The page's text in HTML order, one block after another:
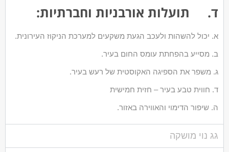
ד. תועלות אורבניות וחברתיות:
א. יכול להשהות ולעכב הגעת משקעים למערכת הניקוז העירונית.
ב. מסייע בהפחתת עומס החום בעיר.
ג. משפר את הספיגה האקוסטית של רעש בעיר.
ד. חווית טבע בעיר – חזית חמישית
ה. שיפור הדימוי והאווירה באזור.
גג נוי מושקה